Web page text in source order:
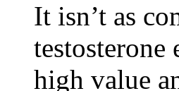
It isn’t as
testosterone
high value